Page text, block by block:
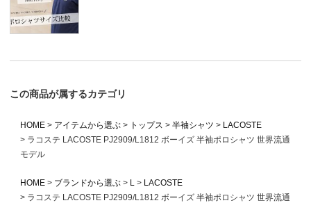
この商品が属するカテゴリ
HOME アイテムから選ぶ トップス 半袖シャツ
LACOSTE
ラコステ LACOSTE PJ2909/L1812 ボーイズ 半袖ポロシャツ 世界流通
モデル
HOME ブランドから選ぶ L
LACOSTE
ラコステ LACOSTE PJ2909/L1812 ボーイズ 半袖ポロシャツ 世界流通